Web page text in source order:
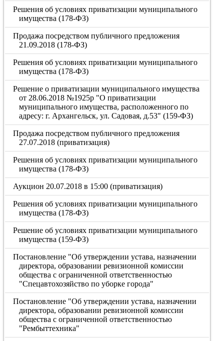
Решения об условиях приватизации муниципального
имущества (178-ФЗ)
Продажа посредством публичного предложения
21.09.2018 (178-ФЗ)
Решения об условиях приватизации муниципального
имущества (178-ФЗ)
Решение о приватизации муниципального имущества
от 28.06.2018 №1925р "О приватизации
муниципального имущества, расположенного по
адресу: г. Архангельск, ул. Садовая, д.53" (159-ФЗ)
Продажа посредством публичного предложения
27.07.2018 (приватизация)
Решения об условиях приватизации муниципального
имущества (178-ФЗ)
Аукцион 20.07.2018 в 15:00 (приватизация)
Решения об условиях приватизации муниципального
имущества (178-ФЗ)
Решение об условиях приватизации муниципального
имущества (159-ФЗ)
Постановление "Об утверждении устава, назначении
директора, образовании ревизионной комиссии
общества с ограниченной ответственностью
"Спецавтохозяйство по уборке города"
Постановление "Об утверждении устава, назначении
директора, образовании ревизионной комиссии
общества с ограниченной ответственностью
"Рембыттехника"